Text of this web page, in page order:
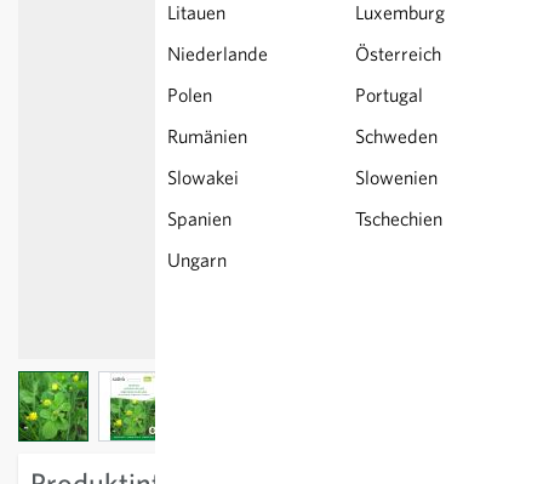
Litauen
Luxemburg
Niederlande
Österreich
Polen
Portugal
Rumänien
Schweden
Slowakei
Slowenien
Spanien
Tschechien
Ungarn
View larger imageView larger image